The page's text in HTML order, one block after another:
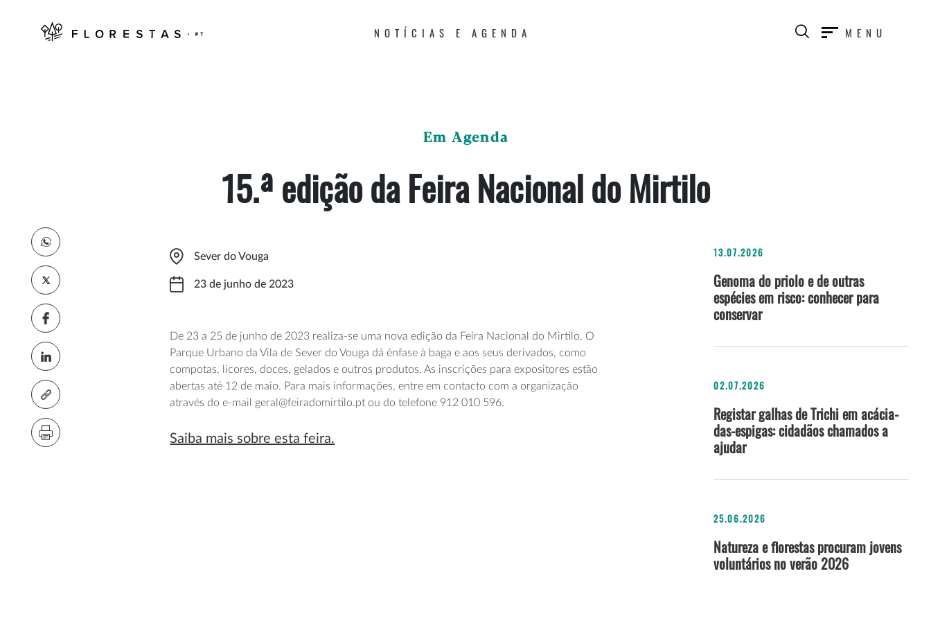
NOTÍCIAS E AGENDA MENU
Em Agenda
15.ª edição da Feira Nacional do Mirtilo
Sever do Vouga
23 de junho de 2023
De 23 a 25 de junho de 2023 realiza-se uma nova edição da Feira Nacional do Mirtilo. O
Parque Urbano da Vila de Sever do Vouga dá ênfase à baga e aos seus derivados, como
compotas, licores, doces, gelados e outros produtos. As inscrições para expositores estão
abertas até 12 de maio. Para mais informações, entre em contacto com a organização
através do e-mail geral@feiradomirtilo.pt ou do telefone 912 010 596.
Saiba mais sobre esta feira.
13.07.2026
Genoma do priolo e de outras
espécies em risco: conhecer para
conservar
02.07.2026
Registar galhas de Trichi em acácia-
das-espigas: cidadãos chamados a
ajudar
25.06.2026
Natureza e florestas procuram jovens
voluntários no verão 2026